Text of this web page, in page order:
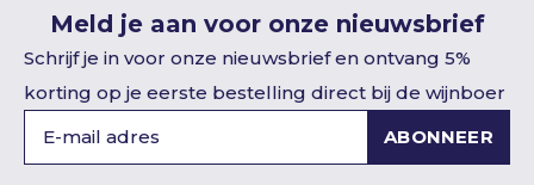
Meld je aan voor onze nieuwsbrief
Schrijf je in voor onze nieuwsbrief en ontvang 5%
korting op je eerste bestelling direct bij de wijnboer
ABONNEER